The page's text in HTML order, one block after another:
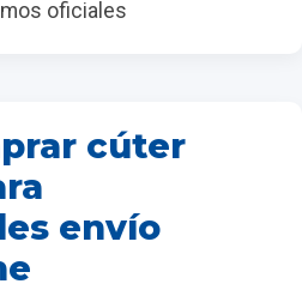
oficiales
cúter
envío